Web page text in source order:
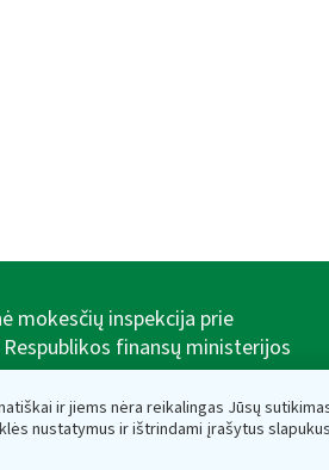
ir jiems nėra reikalingas Jūsų
nustatymus ir ištrindami įrašytus
mokesčių inspekcija prie
finansų ministerijos
16-osios g. 14, 01107 Vilnius, Lietuva,
, E. pristatymo dėžutės adresas